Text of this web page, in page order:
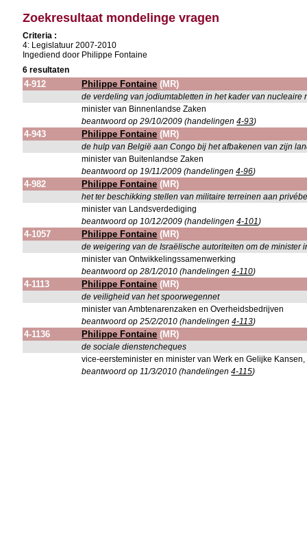
Zoekresultaat mondelinge vragen
Criteria :
4: Legislatuur 2007-2010
Ingediend door Philippe Fontaine
6 resultaten
4-912 Philippe Fontaine (MR)
de verdeling van jodiumtabletten in het kader van
minister van Binnenlandse Zaken
beantwoord op 29/10/2009 (handelingen4-93)
4-943 Philippe Fontaine (MR)
de hulp van België aan Congo bij het afbakenen van zijn
minister van Buitenlandse Zaken
beantwoord op 19/11/2009 (handelingen4-96)
4-982 Philippe Fontaine (MR)
het ter beschikking stellen van militaire terreinen aan
minister van Landsverdediging
beantwoord op 10/12/2009 (handelingen4-101)
4-1057 Philippe Fontaine (MR)
de weigering van de Israëlische autoriteiten om de minister
minister van Ontwikkelingssamenwerking
beantwoord op 28/1/2010 (handelingen4-110)
4-1113 Philippe Fontaine (MR)
de veiligheid van het spoorwegennet
minister van Ambtenarenzaken en Overheidsbedrijven
beantwoord op 25/2/2010 (handelingen4-113)
4-1136 Philippe Fontaine (MR)
de sociale dienstencheques
vice-eersteminister en minister van Werk en Gelijke
beantwoord op 11/3/2010 (handelingen4-115)